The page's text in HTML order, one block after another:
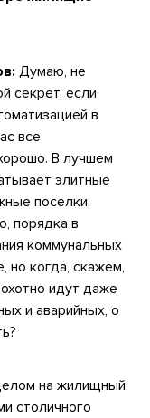
Думаю, не
секрет, если
в
все
В лучшем
элитные
поселки.
порядка в
коммунальных
но когда, скажем,
идут даже
и аварийных, о
на жилищный
столичного